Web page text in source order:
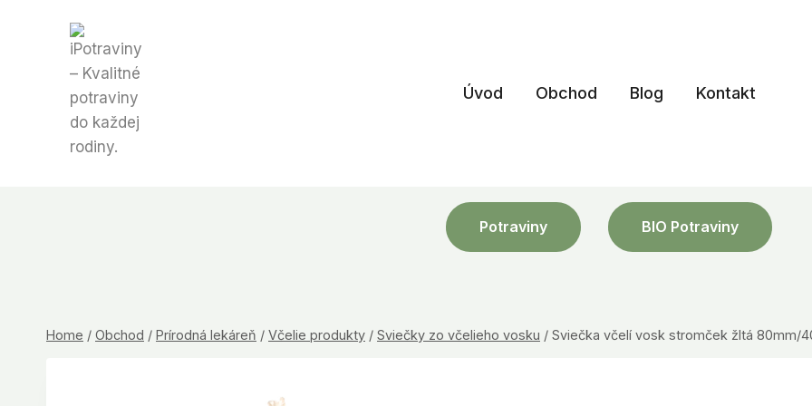
Úvod Obchod Blog Kontakt
Potraviny BIO Potraviny
Home / Obchod / Prírodná lekáreň / Včelie produkty / Sviečky zo včelieho vosku / Sviečka včelí vosk stromček žltá 80mm/